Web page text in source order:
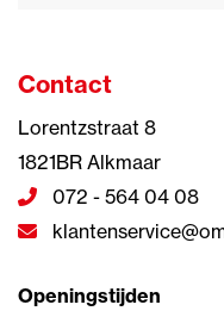
Contact
Lorentzstraat 8
1821BR Alkmaar
072 - 564 04 08
Openingstijden